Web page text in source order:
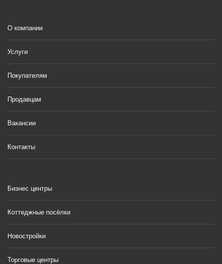
О компании
Услуги
Покупателям
Продавцам
Вакансии
Контакты
Бизнес центры
Коттеджные посёлки
Новостройки
Торговые центры